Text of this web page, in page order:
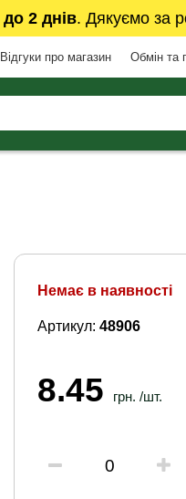
до 2 днів. Дякуємо за
Відгуки про магазин Обмін та
Немає в наявності
Артикул: 48906
8.45 грн. /шт.